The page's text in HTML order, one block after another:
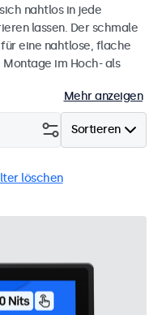
nahtlos in jede
lassen. Der schmale
für eine nahtlose, flache
im Hoch- als
Mehr anzeigen
Sortieren
löschen